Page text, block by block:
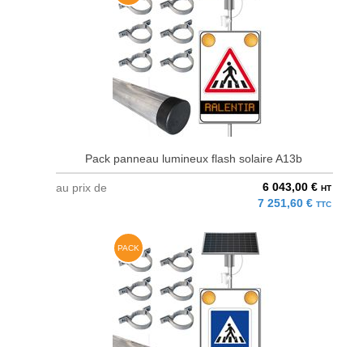
Pack panneau lumineux flash solaire A13b
au prix de 6 043,00 € HT
7 251,60 € TTC
PACK